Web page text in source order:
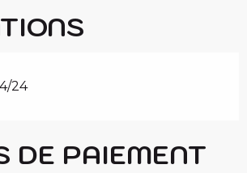
24
DE PAIEMENT